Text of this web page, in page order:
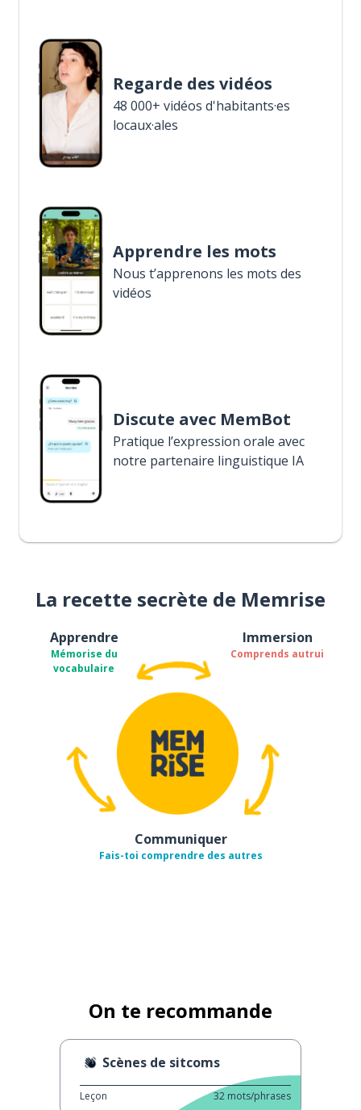
Regarde des vidéos
48 000+ vidéos d'habitants·es
locaux·ales
Apprendre les mots
Nous t’apprenons les mots des
vidéos
Discute avec MemBot
Pratique l’expression orale avec
notre partenaire linguistique IA
La recette secrète de Memrise
Apprendre
Mémorise du
vocabulaire
Immersion
Comprends autrui
Communiquer
Fais-toi comprendre des autres
On te recommande
Scènes de sitcoms
Leçon 32 mots/phrases